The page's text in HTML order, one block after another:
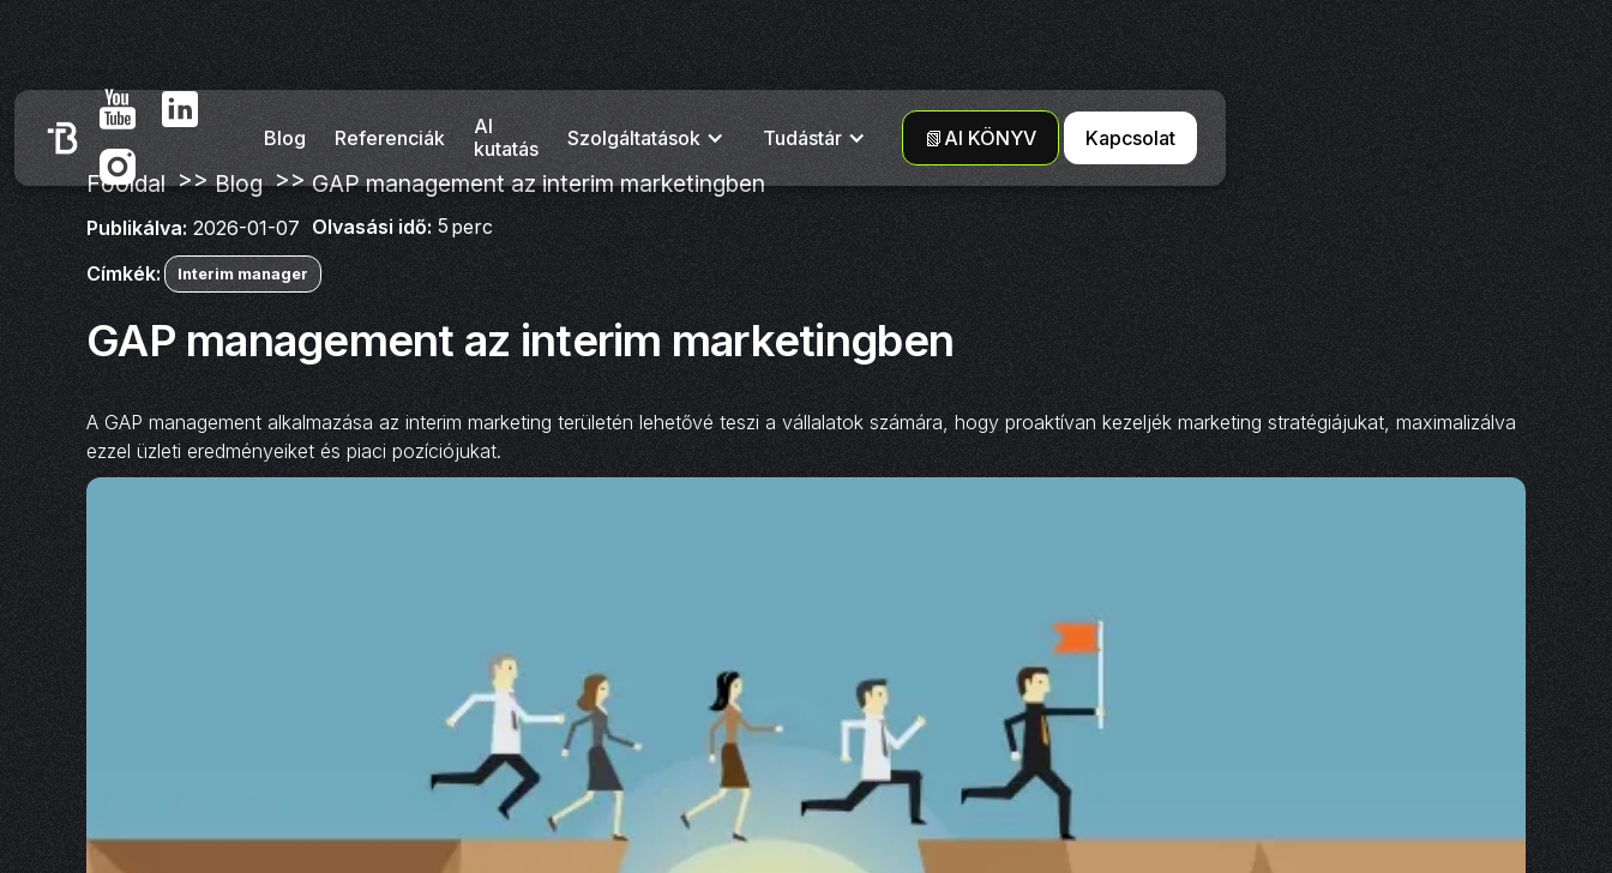
Blog Referenciák
AI
kutatás
Szolgáltatások Tudástár 📗AI KÖNYV Kapcsolat
Főoldal >> Blog >> GAP management az interim marketingben
Publikálva: 2026-01-07 Olvasási idő: 5perc
Címkék:
Interim manager
GAP management az interim marketingben
A GAP management alkalmazása az interim marketing területén lehetővé teszi a vállalatok számára, hogy proaktívan kezeljék marketing stratégiájukat, maximalizálva
ezzel üzleti eredményeiket és piaci pozíciójukat.